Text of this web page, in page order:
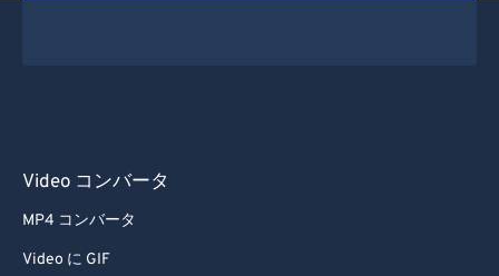
Video コンバータ
MP4 コンバータ
Video に GIF